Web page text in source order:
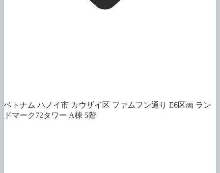
ベトナム ハノイ市 カウザイ区 ファムフン通り E6区画 ラン
ドマーク72タワー A棟 5階